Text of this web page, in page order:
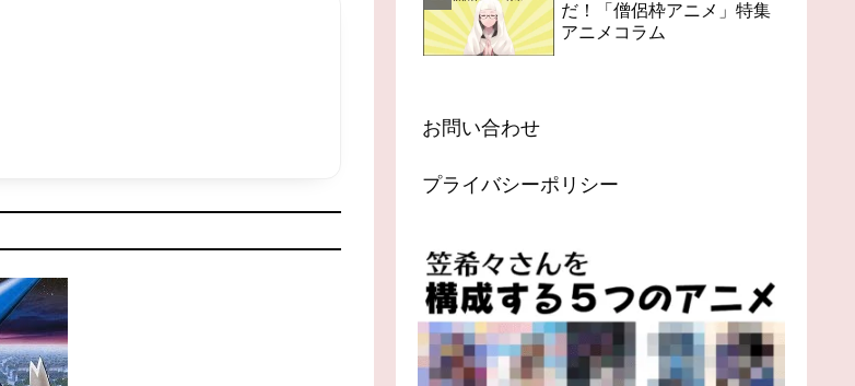
だ！「僧侶枠アニメ」特集
アニメコラム
お問い合わせ
プライバシーポリシー